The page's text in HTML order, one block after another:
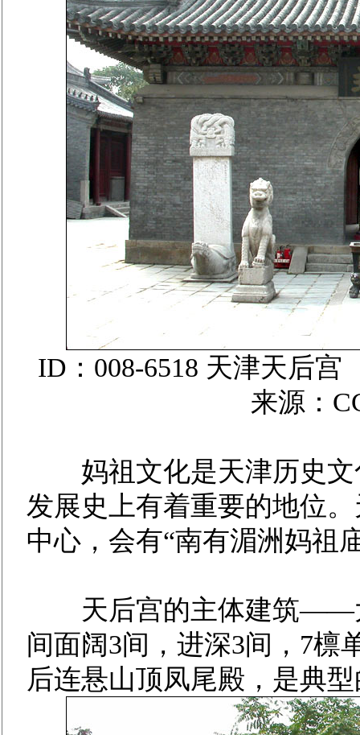
ID：008-6518 天津天后
来源：
妈祖文化是天津历史文
发展史上有着重要的地位
中心，会有“南有湄洲妈祖
天后宫的主体建筑——大
间面阔3间，进深3间，7檩
后连悬山顶凤尾殿，是典